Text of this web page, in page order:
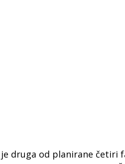
druga od planirane četiri